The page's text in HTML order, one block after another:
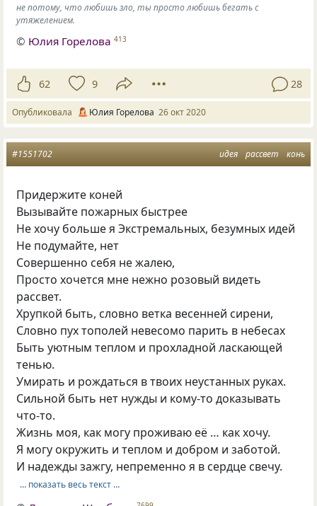
не потому, что любишь зло, ты просто любишь бегать с
утяжелением.
© Юлия Горелова 413
62 9 28
Опубликовала Юлия Горелова 26 окт 2020
идея рассвет конь
#1551702
Придержите коней
Вызывайте пожарных быстрее
Не хочу больше я Экстремальных, безумных идей
Не подумайте, нет
Совершенно себя не жалею,
Просто хочется мне нежно розовый видеть
рассвет.
Хрупкой быть, словно ветка весенней сирени,
Словно пух тополей невесомо парить в небесах
Быть уютным теплом и прохладной ласкающей
тенью.
Умирать и рождаться в твоих неустанных руках.
Сильной быть нет нужды и кому-то доказывать
что-то.
Жизнь моя, как могу проживаю её … как хочу.
Я могу окружить и теплом и добром и заботой.
И надежды зажгу, непременно я в сердце свечу.
… показать весь текст …